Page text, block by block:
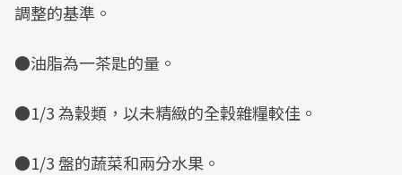
調整的基準。
●油脂為一茶匙的量。
●1/3 為穀類，以未精緻的全穀雜糧較佳。
●1/3 盤的蔬菜和兩分水果。